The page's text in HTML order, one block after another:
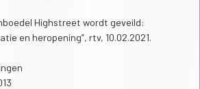
Highstreet wordt geveild:
en heropening”, rtv, 10.02.2021.